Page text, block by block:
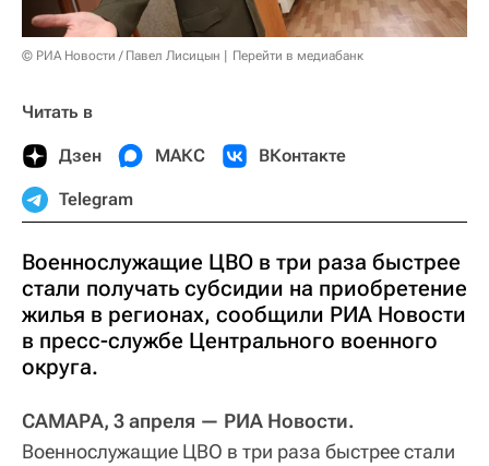
© РИА Новости / Павел Лисицын Перейти в медиабанк
Читать в
Дзен МАКС ВКонтакте
Telegram
Военнослужащие ЦВО в три раза быстрее
стали получать субсидии на приобретение
жилья в регионах, сообщили РИА Новости
в пресс-службе Центрального военного
округа.
САМАРА, 3 апреля — РИА Новости.
Военнослужащие ЦВО в три раза быстрее стали